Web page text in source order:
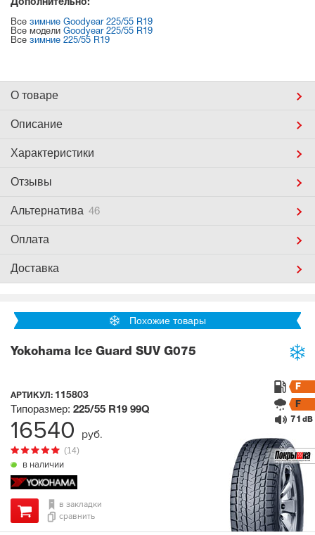
Дополнительно:
Все зимние Goodyear 225/55 R19
Все модели Goodyear 225/55 R19
Все зимние 225/55 R19
О товаре
Описание
Характеристики
Отзывы
Альтернатива 46
Оплата
Доставка
Похожие товары
Yokohama Ice Guard SUV G075
АРТИКУЛ: 115803
в наличии
(14)
Типоразмер: 225/55 R19 99Q
F
F
71 dB
в закладки
сравнить
16540 руб.